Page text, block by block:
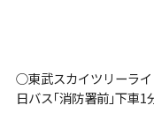
○東武スカイツリーラ
日バス｢消防署前｣下車1